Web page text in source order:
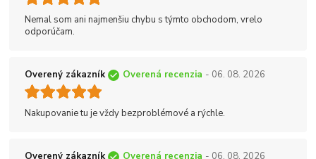
Nemal som ani najmenšiu chybu s týmto obchodom, vrelo
odporúčam.
Overený zákazník Overená recenzia - 06. 08. 2026
Nakupovanie tu je vždy bezproblémové a rýchle.
Overený zákazník Overená recenzia - 06. 08. 2026